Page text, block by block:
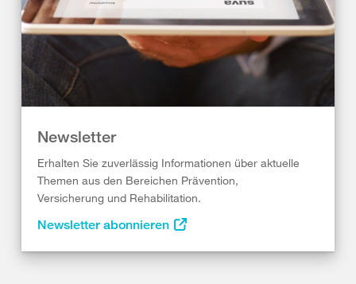
Newsletter
Erhalten Sie zuverlässig Informationen über aktuelle
Themen aus den Bereichen Prävention,
Versicherung und Rehabilitation.
Newsletter abonnieren